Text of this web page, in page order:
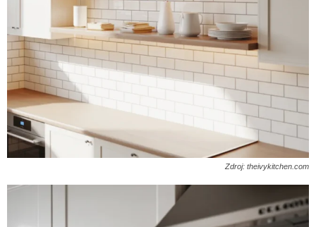
Zdroj: theivykitchen.com